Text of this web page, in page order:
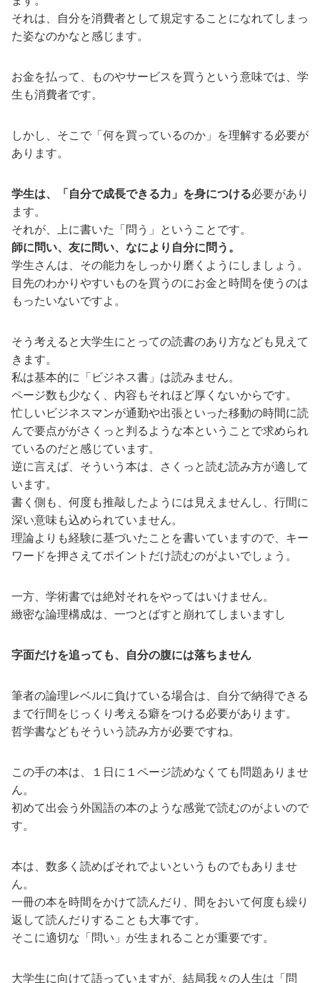
それは、自分を消費者として規定することになれてしまっ
た姿なのかなと感じます。
お金を払って、ものやサービスを買うという意味では、学
生も消費者です。
しかし、そこで「何を買っているのか」を理解する必要が
あります。
学生は、「自分で成長できる力」を身につける必要があり
ます。
それが、上に書いた「問う」ということです。
師に問い、友に問い、なにより自分に問う。
学生さんは、その能力をしっかり磨くようにしましょう。
目先のわかりやすいものを買うのにお金と時間を使うのは
もったいないですよ。
そう考えると大学生にとっての読書のあり方なども見えて
きます。
私は基本的に「ビジネス書」は読みません。
ページ数も少なく、内容もそれほど厚くないからです。
忙しいビジネスマンが通勤や出張といった移動の時間に読
んで要点ががさくっと判るような本ということで求められ
ているのだと感じています。
逆に言えば、そういう本は、さくっと読む読み方が適して
います。
書く側も、何度も推敲したようには見えませんし、行間に
深い意味も込められていません。
理論よりも経験に基づいたことを書いていますので、キー
ワードを押さえてポイントだけ読むのがよいでしょう。
一方、学術書では絶対それをやってはいけません。
緻密な論理構成は、一つとばすと崩れてしまいますし
字面だけを追っても、自分の腹には落ちません
筆者の論理レベルに負けている場合は、自分で納得できる
まで行間をじっくり考える癖をつける必要があります。
哲学書などもそういう読み方が必要ですね。
この手の本は、１日に１ページ読めなくても問題ありませ
ん。
初めて出会う外国語の本のような感覚で読むのがよいので
す。
本は、数多く読めばそれでよいというものでもありませ
ん。
一冊の本を時間をかけて読んだり、間をおいて何度も繰り
返して読んだりすることも大事です。
そこに適切な「問い」が生まれることが重要です。
大学生に向けて語っていますが、結局我々の人生は「問